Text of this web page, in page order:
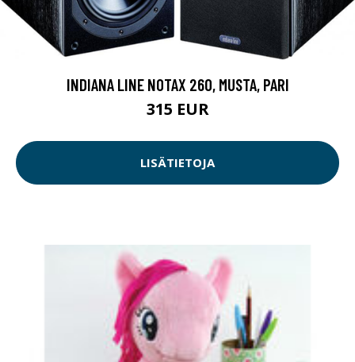
INDIANA LINE NOTAX 260, MUSTA, PARI
315 EUR
LISÄTIETOJA